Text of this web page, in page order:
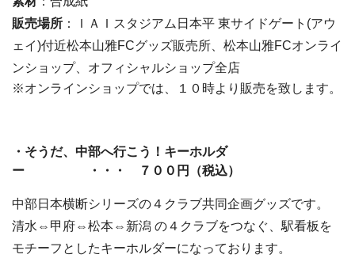
販売場所 ：ＩＡＩスタジアム日本平 東サイドゲート(アウ
ェイ)付近松本山雅FCグッズ販売所、松本山雅FCオンライ
ンショップ、オフィシャルショップ全店
※オンラインショップでは、１０時より販売を致します。
・そうだ、中部へ行こう！キーホルダ
ー ・・・ ７００円（税込）
中部日本横断シリーズの４クラブ共同企画グッズです。
清水⇔甲府⇔松本⇔新潟 の４クラブをつなぐ、駅看板を
モチーフとしたキーホルダーになっております。